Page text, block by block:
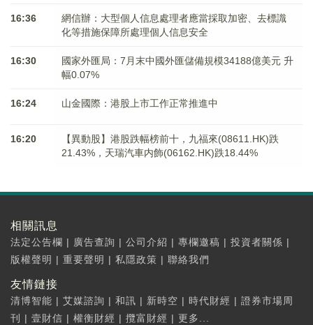
16:36
網信辦：大型個人信息處理者應當採取加密、去標識
化等措施保障所處理個人信息安全
16:30
國家外匯局：7月末中國外匯儲備規模34188億美元 升
幅0.07%
16:24 山金國際：港股上市工作正常推進中
16:20
【異動股】港股跌幅榜前十，九福來(08611.HK)跌
21.43%，天瑞汽車内飾(06162.HK)跌18.44%
相關訊息
法定公告欄 | 廣告查詢 | 公司介紹 | 專欄邀稿 | 投資者關係 |
版權聲明 | 重要聲明 | 私隱政策 | 聯絡我們
友情鏈接
清博智能 | 艾媒諮詢 | 和訊 | 新時空 | 時代財經 | 證券市場周
刊
| 壹財信 | 權衡財經 | 攬富財經 | 更多...